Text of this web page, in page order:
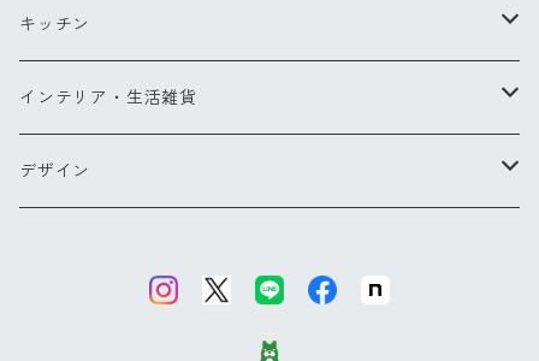
ミラー
ヘアアクセサリー
リングM
ペンダント
ピアス
バッグ・ポーチ
バッグ
ポーチ
お財布・コインケース
メガネケース他
ペン
ポストカード
カードケース
キッチン
キッチンツール
エプロン
インテリア・生活雑貨
ブランケット
デザイン